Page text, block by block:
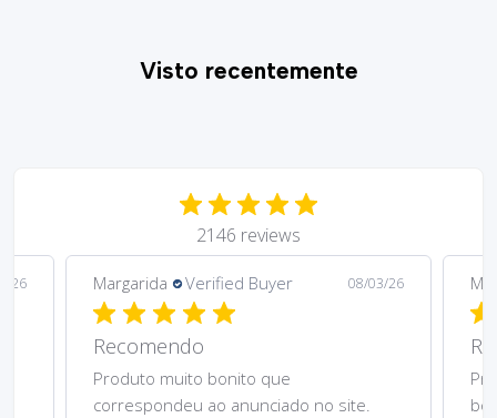
Visto recentemente
2146 reviews
08/03/26 Margarida Verified Buyer 08/03/26
Recomendo.
Preço muito acessível e design muito
bom do produto. O produto